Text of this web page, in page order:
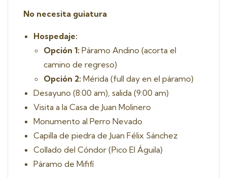
No necesita guiatura
Hospedaje:
Opción 1: Páramo Andino (acorta el
camino de regreso)
Opción 2: Mérida (full day en el páramo)
Desayuno (8:00 am), salida (9:00 am)
Visita a la Casa de Juan Molinero
Monumento al Perro Nevado
Capilla de piedra de Juan Félix Sánchez
Collado del Cóndor (Pico El Águila)
Páramo de Mififí